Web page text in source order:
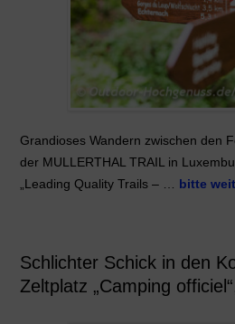
Grandioses Wandern zwischen den
der MULLERTHAL TRAIL in
„Leading Quality Trails – … bitte
Schlichter Schick in den
Zeltplatz „Camping